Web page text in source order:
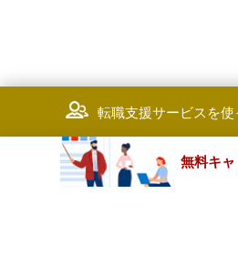
転職支援サービスを使
無料キ